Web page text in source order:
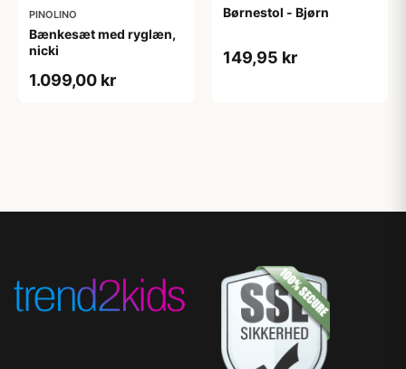
PINOLINO
Bænkesæt med ryglæn,
nicki
1.099,00 kr
Børnestol - Bjørn
149,95 kr